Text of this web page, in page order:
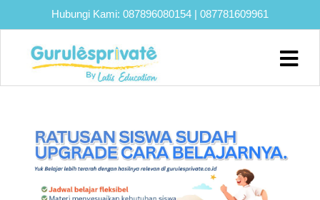
Hubungi Kami: 087896080154 | 087781609961